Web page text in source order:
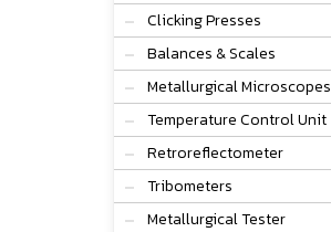
Clicking Presses
Balances & Scales
Metallurgical Microscopes
Temperature Control Unit
Retroreflectometer
Tribometers
Metallurgical Tester